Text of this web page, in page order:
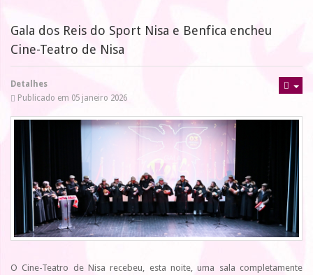
Gala dos Reis do Sport Nisa e Benfica encheu
Cine-Teatro de Nisa
Detalhes
Publicado em 05 janeiro 2026
O Cine-Teatro de Nisa recebeu, esta noite, uma sala completamente